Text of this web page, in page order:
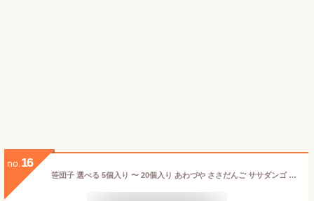
no. 16
笹団子 選べる 5個入り 〜 20個入り あわづや ささだんご ササダンゴ 笹だんご つぶあん 新潟県 生産者直送 お取り寄せ ギフト プレゼント 贈り物 代金引換決済不可 送料無料